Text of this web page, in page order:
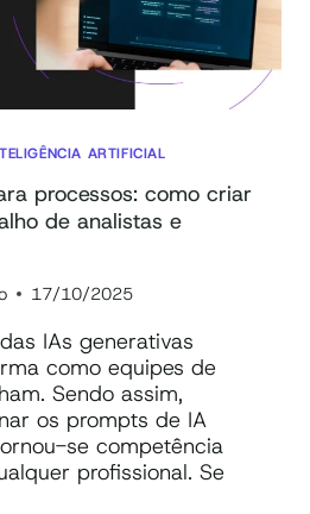
ARTIFICIAL
processos: como criar
de analistas e
17/10/2025
IAs generativas
como equipes de
Sendo assim,
os prompts de IA
se competência
profissional. Se